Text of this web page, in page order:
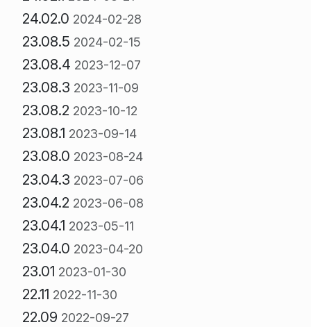
24.02.0 2024-02-28
23.08.5 2024-02-15
23.08.4 2023-12-07
23.08.3 2023-11-09
23.08.2 2023-10-12
23.08.1 2023-09-14
23.08.0 2023-08-24
23.04.3 2023-07-06
23.04.2 2023-06-08
23.04.1 2023-05-11
23.04.0 2023-04-20
23.01 2023-01-30
22.11 2022-11-30
22.09 2022-09-27